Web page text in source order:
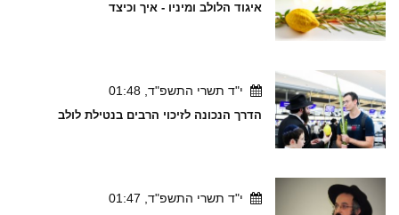
איגוד הלולב ומיניו - איך וכיצד
י"ד תשרי התשפ"ד, 01:48
הדרך הנכונה לזיכוי הרבים בנטילת לולב
י"ד תשרי התשפ"ד, 01:47